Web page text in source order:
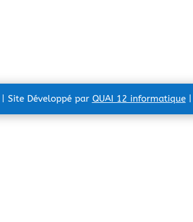
| Site Développé par QUAI 12 informatique